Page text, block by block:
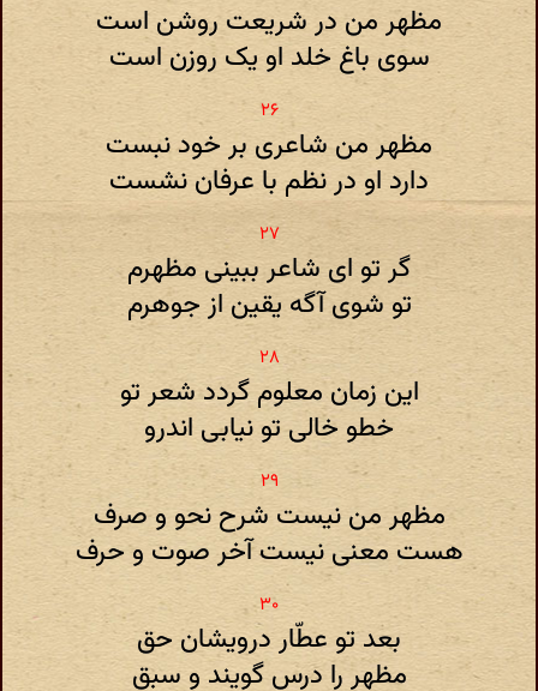
مظهر من در شریعت روشن است
سوی باغ خلد او یک روزن است
مظهر من شاعری بر خود نبست
دارد او در نظم با عرفان نشست
گر تو ای شاعر ببینی مظهرم
تو شوی آگه یقین از جوهرم
این زمان معلوم گردد شعر تو
خطو خالی تو نیابی اندرو
مظهر من نیست شرح نحو و صرف
هست معنی نیست آخر صوت و حرف
بعد تو عطّار درویشان حق
مظهر را درس گویند و سبق